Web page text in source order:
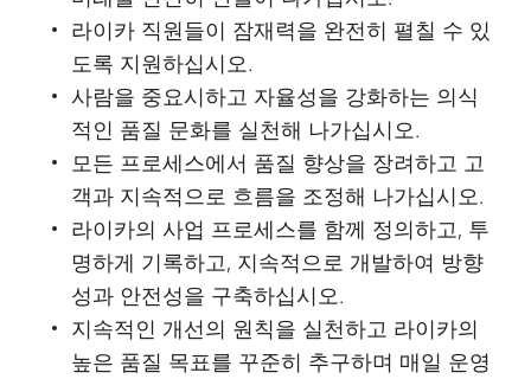
라이카 직원들이 잠재력을 완전히 펼칠 수 있
도록 지원하십시오.
사람을 중요시하고 자율성을 강화하는 의식
적인 품질 문화를 실천해 나가십시오.
모든 프로세스에서 품질 향상을 장려하고 고
객과 지속적으로 흐름을 조정해 나가십시오.
라이카의 사업 프로세스를 함께 정의하고, 투
명하게 기록하고, 지속적으로 개발하여 방향
성과 안전성을 구축하십시오.
지속적인 개선의 원칙을 실천하고 라이카의
높은 품질 목표를 꾸준히 추구하며 매일 운영